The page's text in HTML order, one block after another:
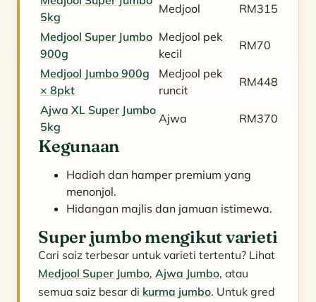
5kg
Medjool
RM315
Medjool Super Jumbo
900g
Medjool pek
kecil
RM70
Medjool Jumbo 900g
× 8pkt
Medjool pek
runcit
RM448
Ajwa XL Super Jumbo
5kg
Ajwa RM370
Kegunaan
Hadiah dan hamper premium yang
menonjol.
Hidangan majlis dan jamuan istimewa.
Super jumbo mengikut varieti
Cari saiz terbesar untuk varieti tertentu? Lihat
Medjool Super Jumbo, Ajwa Jumbo, atau
semua saiz besar di kurma jumbo. Untuk gred